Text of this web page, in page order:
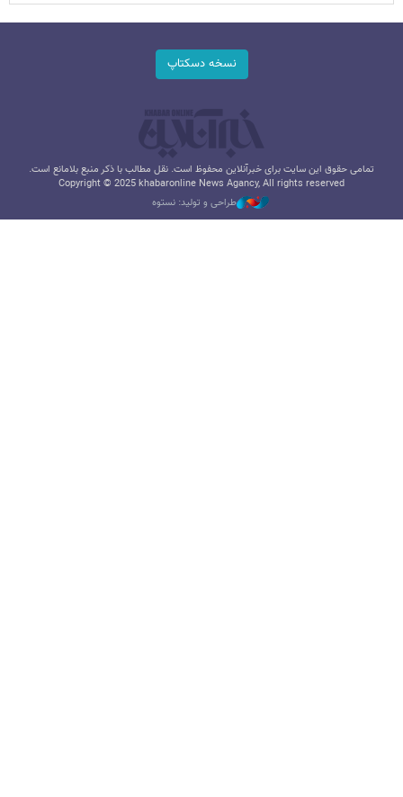
نسخه دسکتاپ
تمامی حقوق این سایت برای خبرآنلاین محفوظ است. نقل مطالب با ذکر منبع بلامانع است.
Copyright © 2025 khabaronline News Agancy, All rights reserved
طراحی و تولید: نستوه